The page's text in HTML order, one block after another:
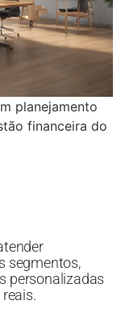
planejamento
financeira do
segmentos,
personalizadas